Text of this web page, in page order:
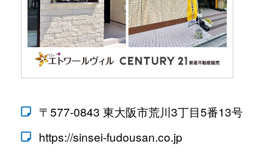
〒577-0843 東大阪市荒川3丁目5番13号
https://sinsei-fudousan.co.jp